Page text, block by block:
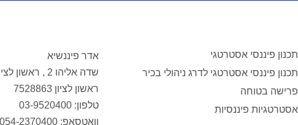
תכנון פיננסי אסטרטגי
תכנון פיננסי אסטרטגי לדרג ניהולי בכיר
פרישה בטוחה
אסטרטגיות פיננסיות
אדר פיננשיא
שדה אליהו 2 , ראשון לציון
ראשון לציון 7528863
טלפון: 03-9520400
וואטסאפ: 054-2370400